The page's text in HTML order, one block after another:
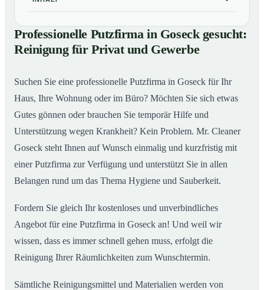
01 Professionelle Putzfirma in Goseck gesucht:
Reinigung für Privat und Gewerbe
So arbeitet eine Putzfirma in Goseck
Professionelle Putzfirma in Goseck gesucht:
Reinigung für Privat und Gewerbe
Suchen Sie eine professionelle Putzfirma in Goseck für Ihr
Haus, Ihre Wohnung oder im Büro? Möchten Sie sich etwas
Gutes gönnen oder brauchen Sie temporär Hilfe und
Unterstützung wegen Krankheit? Kein Problem. Mr. Cleaner
Goseck steht Ihnen auf Wunsch einmalig und kurzfristig mit
einer Putzfirma zur Verfügung und unterstützt Sie in allen
Belangen rund um das Thema Hygiene und Sauberkeit.
Fordern Sie gleich Ihr kostenloses und unverbindliches
Angebot für eine Putzfirma in Goseck an! Und weil wir
wissen, dass es immer schnell gehen muss, erfolgt die
Reinigung Ihrer Räumlichkeiten zum Wunschtermin.
Sämtliche Reinigungsmittel und Materialien werden von